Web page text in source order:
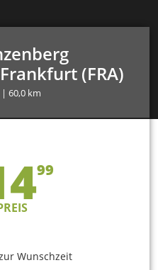
(FRA)
60,0 km
99
Wunschzeit